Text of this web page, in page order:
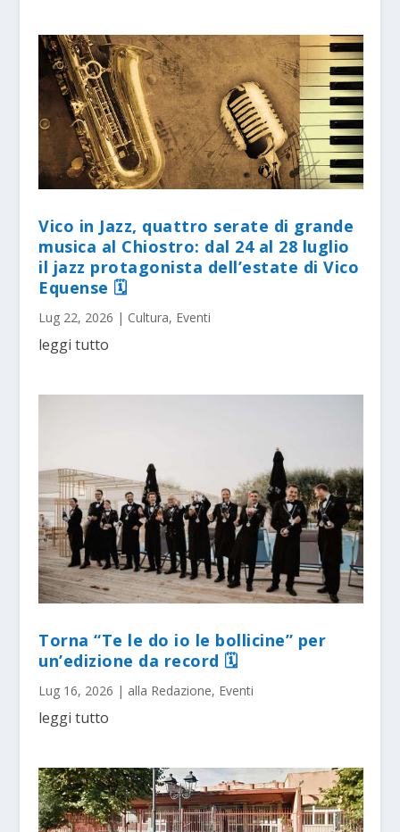
Vico in Jazz, quattro serate di grande
musica al Chiostro: dal 24 al 28 luglio
il jazz protagonista dell’estate di Vico
Equense 🗓
Lug 22, 2026 | Cultura, Eventi
leggi tutto
Torna “Te le do io le bollicine” per
un’edizione da record 🗓
Lug 16, 2026 | alla Redazione, Eventi
leggi tutto